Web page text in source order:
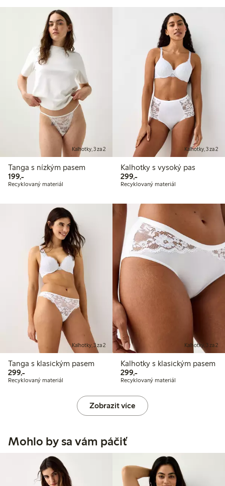
Kalhotky, 3 za 2
Tanga s nízkým pasem
199,-199,00 Kč
Recyklovaný materiál
Kalhotky, 3 za 2
Kalhotky s vysoký pas
299,-299,00 Kč
Recyklovaný materiál
Kalhotky, 3 za 2
Tanga s klasickým pasem
299,-299,00 Kč
Recyklovaný materiál
Kalhotky, 3 za 2
Kalhotky s klasickým pasem
299,-299,00 Kč
Recyklovaný materiál
Zobrazit více
Mohlo by sa vám páčiť